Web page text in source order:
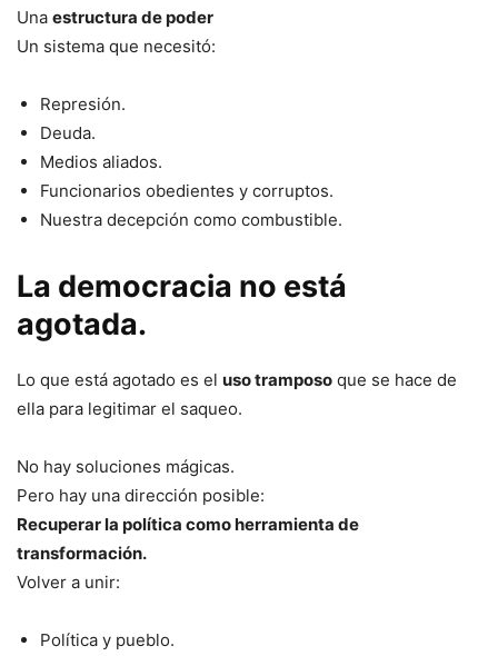
Una estructura de poder
Un sistema que necesitó:
Represión.
Deuda.
Medios aliados.
Funcionarios obedientes y corruptos.
Nuestra decepción como combustible.
La democracia no está
agotada.
Lo que está agotado es el uso tramposo que se hace de
ella para legitimar el saqueo.
No hay soluciones mágicas.
Pero hay una dirección posible:
Recuperar la política como herramienta de
transformación.
Volver a unir:
Política y pueblo.